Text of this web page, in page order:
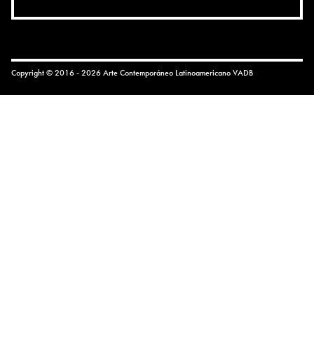
Copyright © 2016 - 2026 Arte Contemporáneo LatinoamericanoVADB